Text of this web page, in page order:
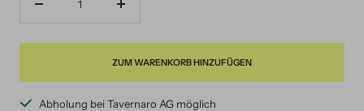
Menge
ZUM WARENKORB HINZUFÜGEN
Abholung bei Tavernaro AG möglich